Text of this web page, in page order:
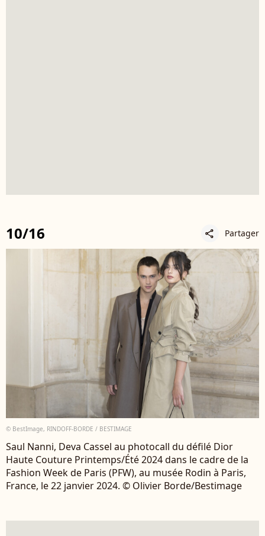
10/16 share Partager
© BestImage, RINDOFF-BORDE / BESTIMAGE
Saul Nanni, Deva Cassel au photocall du défilé Dior
Haute Couture Printemps/Été 2024 dans le cadre de la
Fashion Week de Paris (PFW), au musée Rodin à Paris,
France, le 22 janvier 2024. © Olivier Borde/Bestimage